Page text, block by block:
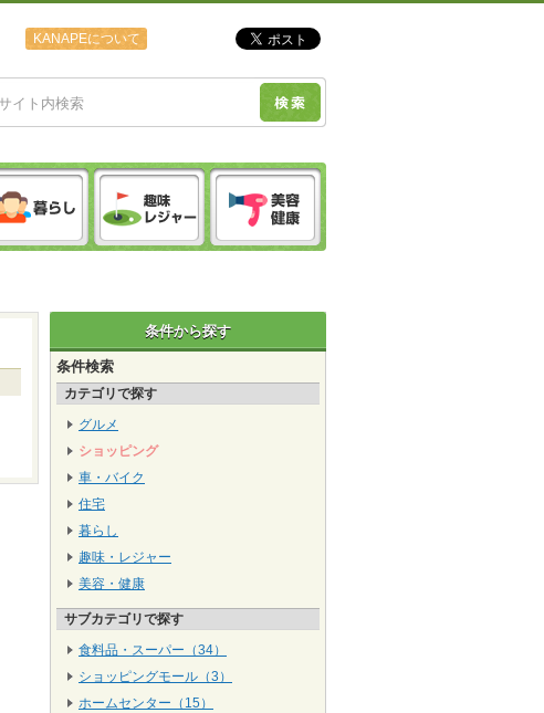
KANAPEについて
条件から探す
条件検索
カテゴリで探す
グルメ
ショッピング
車・バイク
住宅
暮らし
趣味・レジャー
美容・健康
サブカテゴリで探す
食料品・スーパー（34）
ショッピングモール（3）
ホームセンター（15）